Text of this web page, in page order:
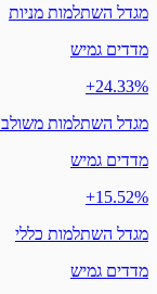
מגדל השתלמות מניות
מדדים גמיש
‎+24.33%
מגדל השתלמות
מדדים גמיש
‎+15.52%
מגדל השתלמות כללי
מדדים גמיש